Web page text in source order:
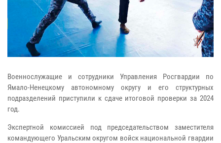
Военнослужащие и сотрудники Управления Росгвардии по
Ямало-Ненецкому автономному округу и его структурных
подразделений приступили к сдаче итоговой проверки за 2024
год.
Экспертной комиссией под председательством заместителя
командующего Уральским округом войск национальной гвардии